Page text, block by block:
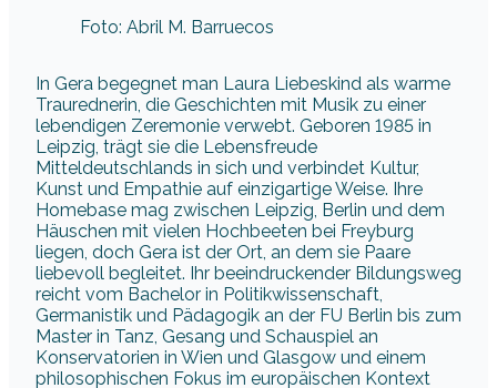
Foto: Abril M. Barruecos
In Gera begegnet man Laura Liebeskind als warme
Traurednerin, die Geschichten mit Musik zu einer
lebendigen Zeremonie verwebt. Geboren 1985 in
Leipzig, trägt sie die Lebensfreude
Mitteldeutschlands in sich und verbindet Kultur,
Kunst und Empathie auf einzigartige Weise. Ihre
Homebase mag zwischen Leipzig, Berlin und dem
Häuschen mit vielen Hochbeeten bei Freyburg
liegen, doch Gera ist der Ort, an dem sie Paare
liebevoll begleitet. Ihr beeindruckender Bildungsweg
reicht vom Bachelor in Politikwissenschaft,
Germanistik und Pädagogik an der FU Berlin bis zum
Master in Tanz, Gesang und Schauspiel an
Konservatorien in Wien und Glasgow und einem
philosophischen Fokus im europäischen Kontext